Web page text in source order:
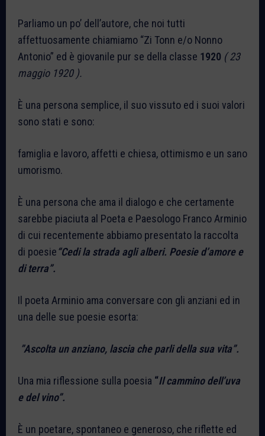
Parliamo un po’ dell’autore, che noi tutti
affettuosamente chiamiamo “Zi Tonn e/o Nonno
Antonio” ed è giovanile pur se della classe 1920 ( 23
maggio 1920 ).
È una persona semplice, il suo vissuto ed i suoi valori
sono stati e sono:
famiglia e lavoro, affetti e chiesa, ottimismo e un sano
umorismo.
È una persona che ama il dialogo e che certamente
sarebbe piaciuta al Poeta e Paesologo Franco Arminio
di cui recentemente abbiamo presentato la raccolta
di poesie“Cedi la strada agli alberi. Poesie d’amore e
di terra”.
Il poeta Arminio ama conversare con gli anziani ed in
una delle sue poesie esorta:
”Ascolta un anziano, lascia che parli della sua vita”.
Una mia riflessione sulla poesia “Il cammino dell’uva
e del vino”.
È un poetare, spontaneo e generoso, che riflette ed